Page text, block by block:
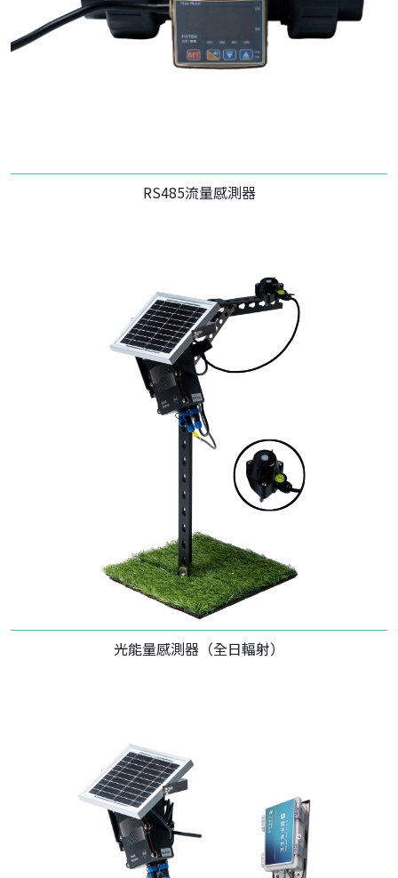
RS485流量感測器
光能量感測器（全日輻射）